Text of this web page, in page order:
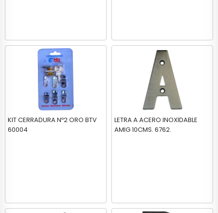
KIT CERRADURA Nº2 ORO BTV
60004
LETRA A ACERO INOXIDABLE
AMIG 10CMS. 6762.